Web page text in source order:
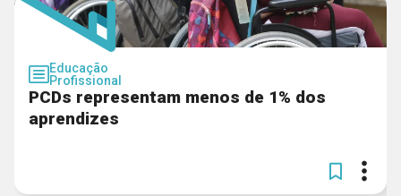
Educação
Profissional
PCDs representam menos de 1% dos
aprendizes